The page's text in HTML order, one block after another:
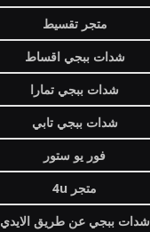
متجر تقسيط
شدات ببجي اقساط
شدات ببجي تمارا
شدات ببجي تابي
فور يو ستور
متجر 4u
شدات ببجي عن طريق الايدي